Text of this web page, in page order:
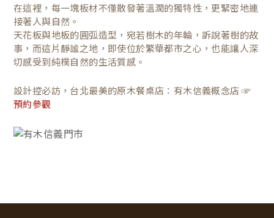
在這裡，每一塊板材不僅散發著溫潤的獨特性，更緊密地連
接著人與自然。
天花板與地板的圓弧造型，宛若樹木的年輪，訴說著樹的故
事，而這片靜謐之地，即使位於繁華都市之心，也能讓人深
切感受到純樸自然的生活質感。
設計控必訪，台北最美的原木餐桌店：有木信義概念店 ☞
預約參觀